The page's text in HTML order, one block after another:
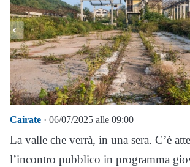
Cairate · 06/07/2025 alle 09:00
La valle che verrà, in una sera. C’è
l’incontro pubblico in programma